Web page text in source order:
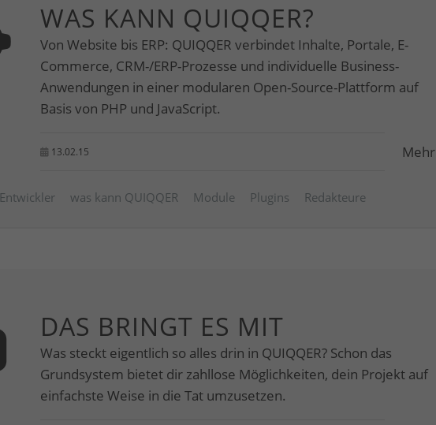
WAS KANN QUIQQER?
Von Website bis ERP: QUIQQER verbindet Inhalte, Portale, E-
Commerce, CRM-/ERP-Prozesse und individuelle Business-
Anwendungen in einer modularen Open-Source-Plattform auf
Basis von PHP und JavaScript.
13.02.15 Mehr
Entwickler was kann QUIQQER Module Plugins Redakteure
DAS BRINGT ES MIT
Was steckt eigentlich so alles drin in QUIQQER? Schon das
Grundsystem bietet dir zahllose Möglichkeiten, dein Projekt auf
einfachste Weise in die Tat umzusetzen.